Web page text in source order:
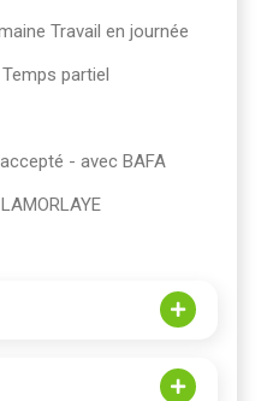
Travail en journée
partiel
- avec BAFA